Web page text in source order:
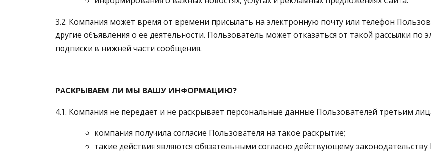
3.2. Компания может время от времени присылать на электронную почту или телефон
другие объявления о ее деятельности. Пользователь может отказаться от такой рассылки по
подписки в нижней части сообщения.
РАСКРЫВАЕМ ЛИ МЫ ВАШУ ИНФОРМАЦИЮ?
4.1. Компания не передает и не раскрывает персональные данные Пользователей третьим
компания получила согласие Пользователя на такое раскрытие;
такие действия являются обязательными согласно действующему